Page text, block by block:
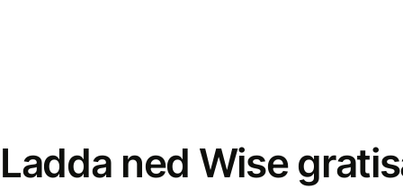
Ladda ned Wise